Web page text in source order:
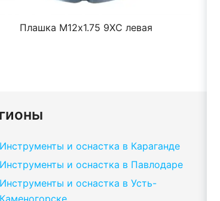
Плашка М12х1.75 9ХС левая
Инструменты и оснастка в Караганде
Инструменты и оснастка в Павлодаре
Инструменты и оснастка в Усть-